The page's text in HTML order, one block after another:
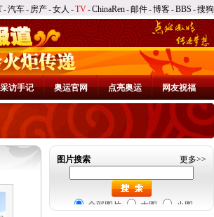
-汽车- 房产-女人 -TV-ChinaRen-邮件-博客-BBS -搜狗
采访手记 奥运官网 点亮奥运 网友祝福
图片搜索 更多>>
全部图片 大图 小图